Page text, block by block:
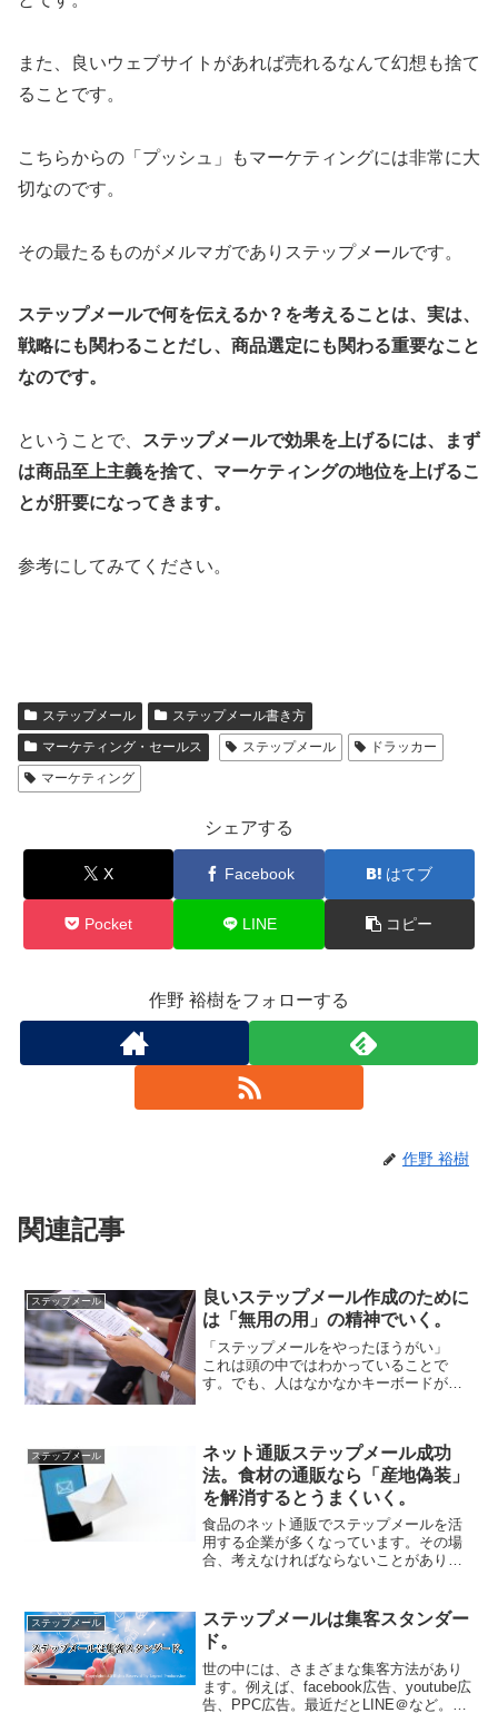
また、良いウェブサイトがあれば売れるなんて幻想も捨て
ることです。
こちらからの「プッシュ」もマーケティングには非常に大
切なのです。
その最たるものがメルマガでありステップメールです。
ステップメールで何を伝えるか？を考えることは、実は、
戦略にも関わることだし、商品選定にも関わる重要なこと
なのです。
ということで、
ステップメールで効果を上げるには、まず
は商品至上主義を捨て、マーケティングの地位を上げるこ
とが肝要になってきます。
参考にしてみてください。
ステップメール
ステップメール書き方
マーケティング・セールス
ステップメール
ドラッカー
マーケティング
シェアする
X Facebook はてブ
Pocket LINE コピー
作野 裕樹をフォローする
作野 裕樹
関連記事
ステップメール
良いステップメール作成のために
は「無用の用」の精神でいく。
「ステップメールをやったほうがい」
これは頭の中ではわかっていることで
す。でも、人はなかなかキーボードが進
か？ステップメールをはじめたいの...
ステップメール
ネット通販ステップメール成功
法。食材の通販なら「産地偽装」
を解消するとうまくいく。
食品のネット通販でステップメールを活
用する企業が多くなっています。その場
合、考えなければならないことがありま
とです。近年、産地偽装問題がよくニュ
ースで出てきます。産地偽...
ステップメール
ステップメールは集客スタンダー
ド。
世の中には、さまざまな集客方法があり
ます。例えば、facebook広告、youtube広
告、PPC広告。最近だとLINE＠など。時